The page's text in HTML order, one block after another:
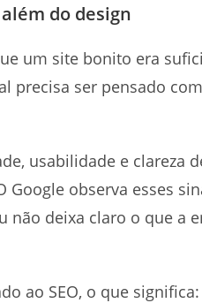
do design
um site bonito era
precisa ser pensado
usabilidade e clareza
observa esses
deixa claro o que a
ao SEO, o que significa: